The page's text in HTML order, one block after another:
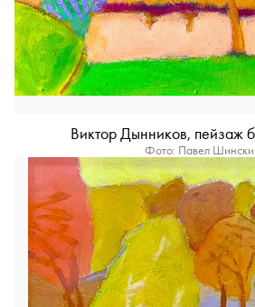
Виктор Дынников, пейзаж
Фото: Павел